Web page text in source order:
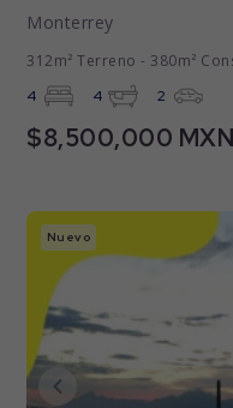
Monterrey
312m² Terreno - 380m²
4 4 2
$8,500,000 MXN
Nuevo